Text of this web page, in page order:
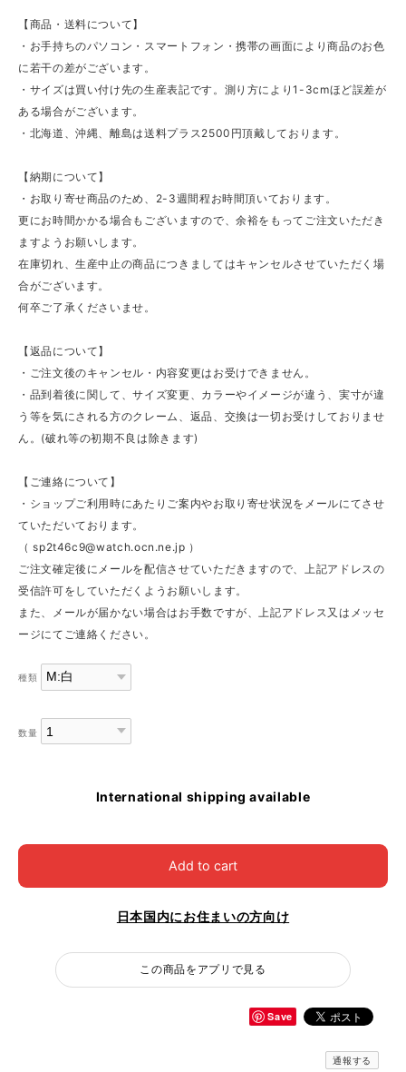
【商品・送料について】
・お手持ちのパソコン・スマートフォン・携帯の画面により商品のお色
に若干の差がございます。
・サイズは買い付け先の生産表記です。測り方により1-3cmほど誤差が
ある場合がございます。
・北海道、沖縄、離島は送料プラス2500円頂戴しております。
【納期について】
・お取り寄せ商品のため、2-3週間程お時間頂いております。
更にお時間かかる場合もございますので、余裕をもってご注文いただき
ますようお願いします。
在庫切れ、生産中止の商品につきましてはキャンセルさせていただく場
合がございます。
何卒ご了承くださいませ。
【返品について】
・ご注文後のキャンセル・内容変更はお受けできません。
・品到着後に関して、サイズ変更、カラーやイメージが違う、実寸が違
う等を気にされる方のクレーム、返品、交換は一切お受けしておりませ
ん。(破れ等の初期不良は除きます)
【ご連絡について】
・ショップご利用時にあたりご案内やお取り寄せ状況をメールにてさせ
ていただいております。
（sp2t46c9@watch.ocn.ne.jp ）
ご注文確定後にメールを配信させていただきますので、上記アドレスの
受信許可をしていただくようお願いします。
また、メールが届かない場合はお手数ですが、上記アドレス又はメッセ
ージにてご連絡ください。
種類
数量
International shipping available
Add to cart
日本国内にお住まいの方向け
この商品をアプリで見る
Save
通報する